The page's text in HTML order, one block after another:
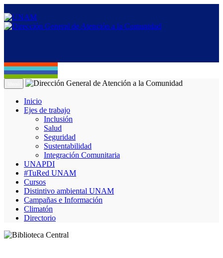
Inicio
Ejes de trabajo
Inclusión
Salud
Seguridad
Sustentabilidad
Integración Comunitaria
UNAPDI
#TuRed UNAM
Cursos
Distintivo ambiental UNAM
Campañas e Información
Climatón
Directorio